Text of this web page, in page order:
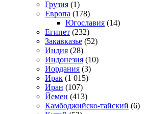
Грузия (1)
Европа (178)
Югославия (14)
Египет (232)
Закавказье (52)
Индия (28)
Индонезия (10)
Иордания (3)
Ирак (1 015)
Иран (107)
Йемен (413)
Камбоджийско-тайский (6)